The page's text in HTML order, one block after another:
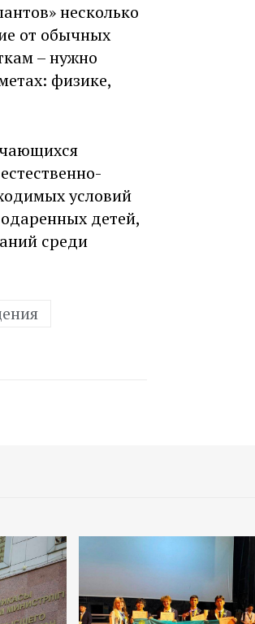
несколько
от обычных
– нужно
физике,
условий
детей,
среди